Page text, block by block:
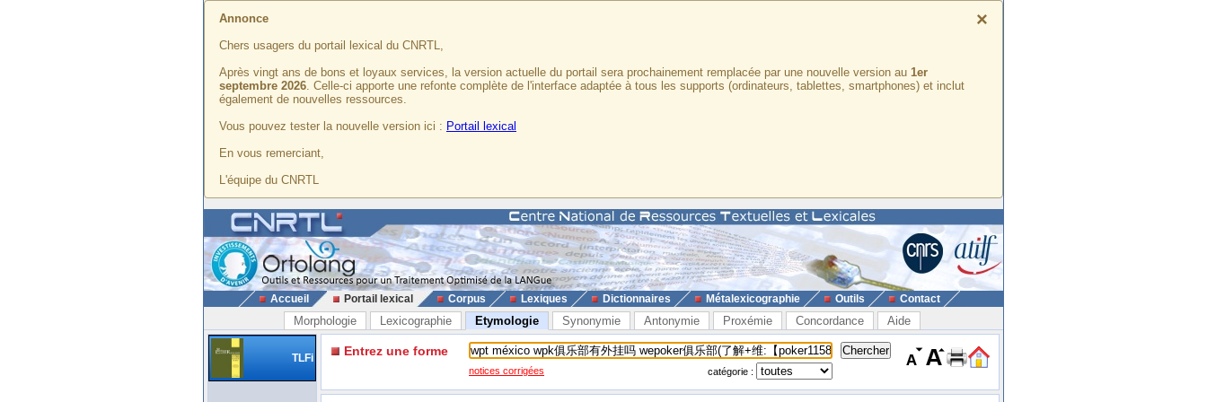
×
Annonce
Chers usagers du portail lexical du CNRTL,
Après vingt ans de bons et loyaux services, la version actuelle du portail sera prochainement remplacée par une nouvelle version au 1er
septembre 2026. Celle-ci apporte une refonte complète de l'interface adaptée à tous les supports (ordinateurs, tablettes, smartphones) et inclut
également de nouvelles ressources.
Vous pouvez tester la nouvelle version ici : Portail lexical
En vous remerciant,
L'équipe du CNRTL
Accueil Portail lexical Corpus Lexiques Dictionnaires Métalexicographie Outils Contact
Morphologie Lexicographie Etymologie Synonymie Antonymie Proxémie Concordance Aide
TLFi Entrez une forme
notices corrigées catégorie :